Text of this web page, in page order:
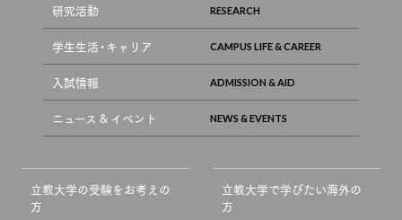
研究活動
学生生活・キャリア
入試情報
ニュース & イベント
立教大学の受験をお考えの
方
立教大学で学びたい海外の
方